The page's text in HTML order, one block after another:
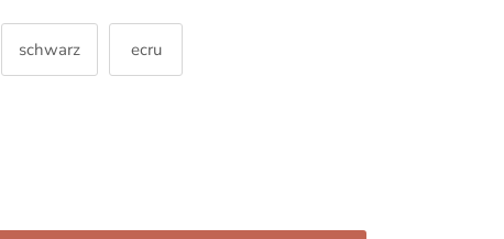
schwarz ecru